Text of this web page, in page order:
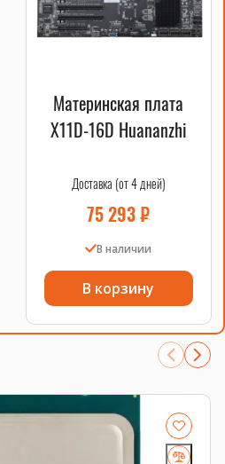
Материнская плата
X11D-16D Huananzhi
Доставка (от 4 дней)
75 293₽
В наличии
В корзину